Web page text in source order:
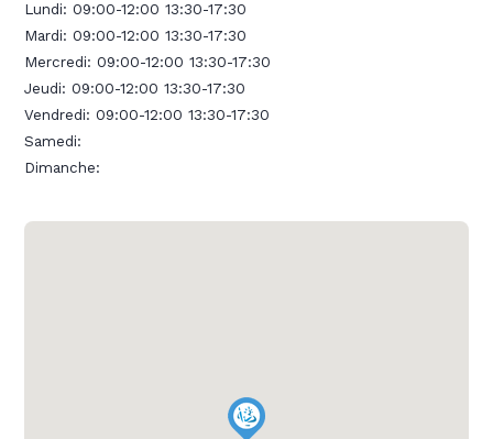
Lundi:09:00-12:00 13:30-17:30
Mardi:09:00-12:00 13:30-17:30
Mercredi:09:00-12:00 13:30-17:30
Jeudi:09:00-12:00 13:30-17:30
Vendredi:09:00-12:00 13:30-17:30
Samedi:
Dimanche: